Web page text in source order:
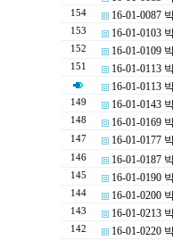
154 16-01-0087
153 16-01-0103
152 16-01-0109
151
16-01-0113
16-01-0113
149 16-01-0143
148 16-01-0169
147 16-01-0177
146 16-01-0187
145 16-01-0190
144 16-01-0200
143 16-01-0213
142 16-01-0220